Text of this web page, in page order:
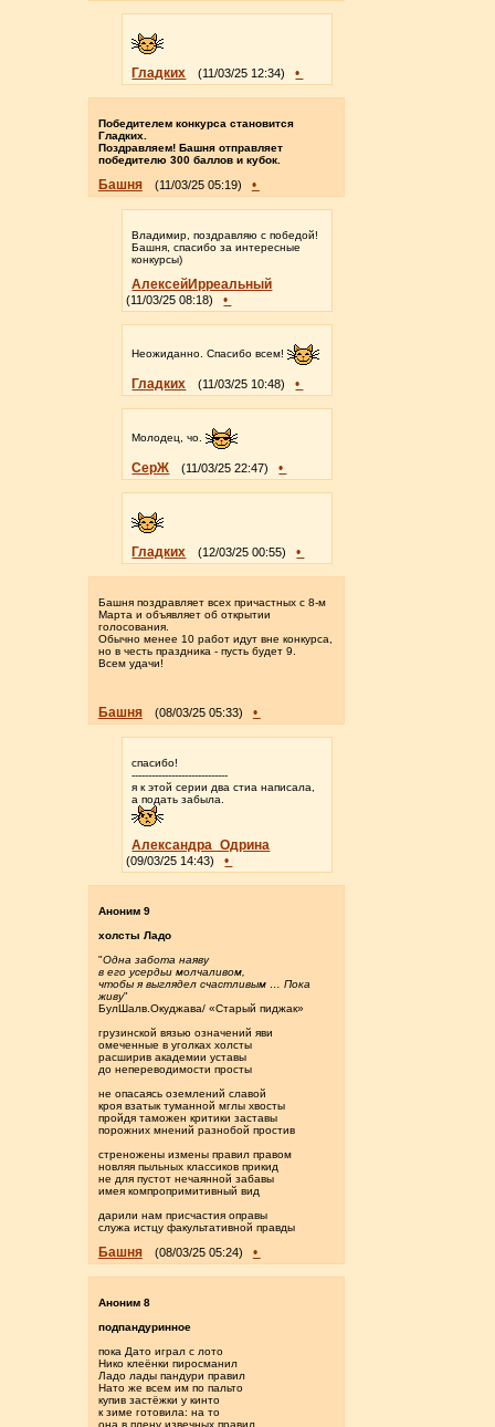
Гладких (11/03/25 12:34) •
Победителeм конкурса становится
Гладких.
Поздравляем! Башня отправляет
победителю 300 баллов и кубок.
Башня (11/03/25 05:19) •
Владимир, поздравляю с победой!
Башня, спасибо за интересные
конкурсы)
АлексейИрреальный
(11/03/25 08:18) •
Неожиданно. Спасибо всем!
Гладких (11/03/25 10:48) •
Молодец, чо.
СерЖ (11/03/25 22:47) •
Гладких (12/03/25 00:55) •
Башня поздравляет всех причастных с 8-м
Марта и объявляет об открытии
голосования.
Обычно менее 10 работ идут вне конкурса,
но в честь праздника - пусть будет 9.
Всем удачи!
Башня (08/03/25 05:33) •
спасибо!
-----------------------------
я к этой серии два стиа написала,
а подать забыла.
Александра_Одрина
(09/03/25 14:43) •
Аноним 9
холсты Ладо
"Одна забота наяву
в его усердьи молчаливом,
чтобы я выглядел счастливым … Пока
живу"
БулШалв.Окуджава/ «Старый пиджак»
грузинской вязью означений яви
омеченные в уголках холсты
расширив академии уставы
до непереводимости просты
не опасаясь оземлений славой
кроя взатык туманной мглы хвосты
пройдя таможен критики заставы
порожних мнений разнобой простив
стреножены измены правил правом
новляя пыльных классиков прикид
не для пустот нечаянной забавы
имея компропримитивный вид
дарили нам присчастия оправы
служа истцу факультативной правды
Башня (08/03/25 05:24) •
Аноним 8
подпандуринное
пока Дато играл с лото
Нико клеёнки пиросманил
Ладо лады пандури правил
Нато же всем им по пальто
купив застёжки у кинто
к зиме готовила: на то
она в плену извечных правил